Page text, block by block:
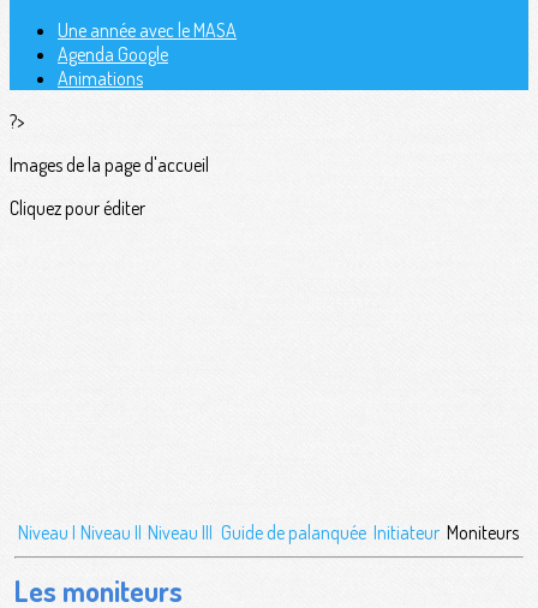
Une année avec le MASA
Agenda Google
Animations
?>
Images de la page d'accueil
Cliquez pour éditer
Niveau I Niveau II Niveau III Guide de palanquée Initiateur Moniteurs
Les moniteurs